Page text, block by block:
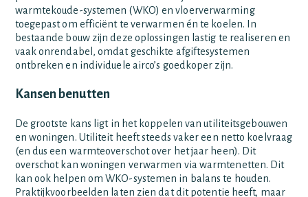
warmtekoude-systemen (WKO) en vloerverwarming
toegepast om efficiënt te verwarmen én te koelen. In
bestaande bouw zijn deze oplossingen lastig te realiseren en
vaak onrendabel, omdat geschikte afgiftesystemen
ontbreken en individuele airco’s goedkoper zijn.
Kansen benutten
De grootste kans ligt in het koppelen van utiliteitsgebouwen
en woningen. Utiliteit heeft steeds vaker een netto koelvraag
(en dus een warmteoverschot over het jaar heen). Dit
overschot kan woningen verwarmen via warmtenetten. Dit
kan ook helpen om WKO-systemen in balans te houden.
Praktijkvoorbeelden laten zien dat dit potentie heeft, maar